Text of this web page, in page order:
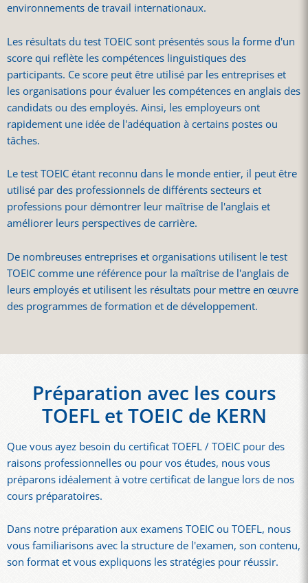
environnements de travail internationaux.
Les résultats du test TOEIC sont présentés sous la forme d'un
score qui reflète les compétences linguistiques des
participants. Ce score peut être utilisé par les entreprises et
les organisations pour évaluer les compétences en anglais des
candidats ou des employés. Ainsi, les employeurs ont
rapidement une idée de l'adéquation à certains postes ou
tâches.
Le test TOEIC étant reconnu dans le monde entier, il peut être
utilisé par des professionnels de différents secteurs et
professions pour démontrer leur maîtrise de l'anglais et
améliorer leurs perspectives de carrière.
De nombreuses entreprises et organisations utilisent le test
TOEIC comme une référence pour la maîtrise de l'anglais de
leurs employés et utilisent les résultats pour mettre en œuvre
des programmes de formation et de développement.
Préparation avec les cours
TOEFL et TOEIC de KERN
Que vous ayez besoin du certificat TOEFL / TOEIC pour des
raisons professionnelles ou pour vos études, nous vous
préparons idéalement à votre certificat de langue lors de nos
cours préparatoires.
Dans notre préparation aux examens TOEIC ou TOEFL, nous
vous familiarisons avec la structure de l'examen, son contenu,
son format et vous expliquons les stratégies pour réussir.